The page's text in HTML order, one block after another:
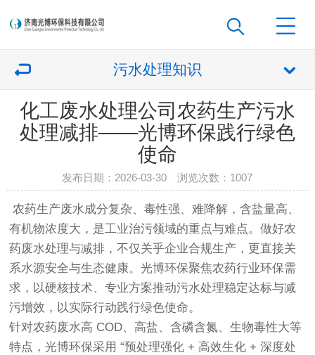
污水处理知识
化工废水处理公司农药生产污水
处理减排——光博环保践行绿色
使命
发布日期：2026-03-30 浏览次数： 1007
农药生产废水成分复杂、毒性强、难降解，含盐量高、
有机物浓度大，是工业治污领域的重点与难点。做好农
药废水处理与减排，不仅关乎企业合规生产，更直接关
系水源安全与生态健康。光博环保聚焦农药行业环保需
求，以硬核技术、专业方案推动污水处理稳定达标与减
污增效，以实际行动践行绿色使命。
针对农药废水高 COD、高盐、含磷含氮、生物毒性大等
特点，光博环保采用 “预处理强化 + 高效生化 + 深度处